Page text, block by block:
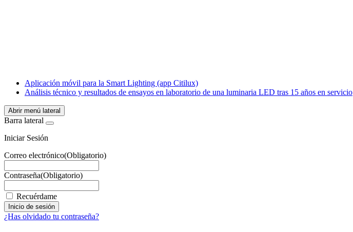
WhatsApp
Aplicación móvil para la Smart Lighting (app Citilux)
Análisis técnico y resultados de ensayos en laboratorio de una luminaria LED tras 15 años en servicio
Abrir menú lateral
Barra lateral
Iniciar Sesión
Correo electrónico(Obligatorio)
Contraseña(Obligatorio)
Recuérdame
¿Has olvidado tu contraseña?